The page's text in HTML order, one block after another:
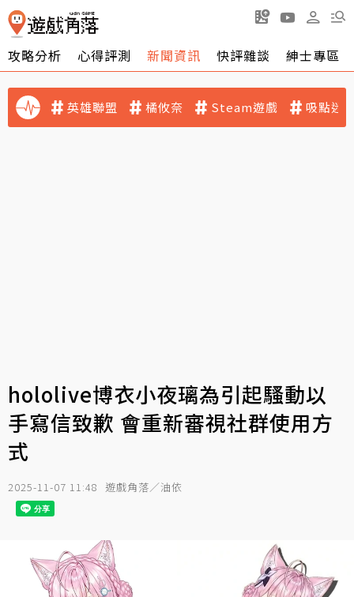
攻略分析 心得評測 新聞資訊 快評雜談 紳士專區
英雄聯盟 橘攸奈 Steam遊戲 吸點迷
hololive博衣小夜璃為引起騷動以
手寫信致歉 會重新審視社群使用方
式
2025-11-07 11:48 遊戲角落／油依